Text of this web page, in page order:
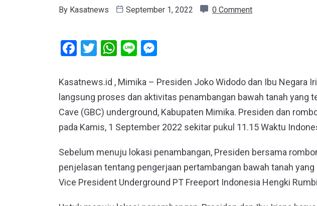
By Kasatnews September 1, 2022 0 Comment
Facebook
Twitter
WhatsApp
Line
Kasatnews.id , Mimika – Presiden Joko Widodo dan Ibu Negara
langsung proses dan aktivitas penambangan bawah tanah yang
Cave (GBC) underground, Kabupaten Mimika. Presiden dan
pada Kamis, 1 September 2022 sekitar pukul 11.15 Waktu
Sebelum menuju lokasi penambangan, Presiden bersama
penjelasan tentang pengerjaan pertambangan bawah tanah
Vice President Underground PT Freeport Indonesia Hengki